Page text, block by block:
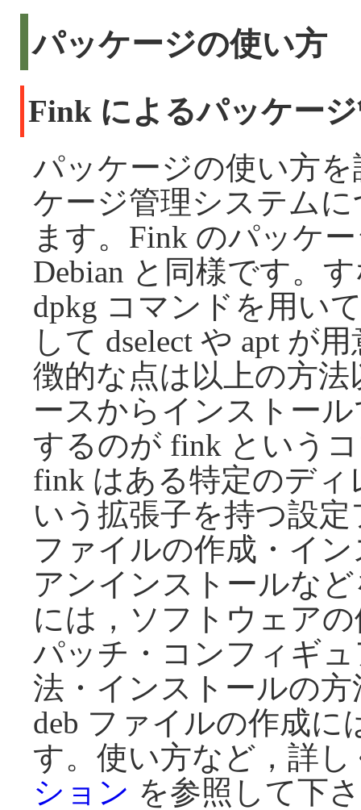
パッケージの使い方
Fink によるパッケー
パッケージの使い方
ケージ管理システム
ます。Fink のパッケ
Debian と同様です。
dpkg コマンドを用い
して dselect や apt が
徴的な点は以上の方
ースからインストー
するのが fink という
fink はある特定のデ
いう拡張子を持つ設
ファイルの作成・イ
アンインストールな
には，ソフトウェア
パッチ・コンフィギ
法・インストールの
deb ファイルの作成
す。使い方など，詳
ション を参照して下